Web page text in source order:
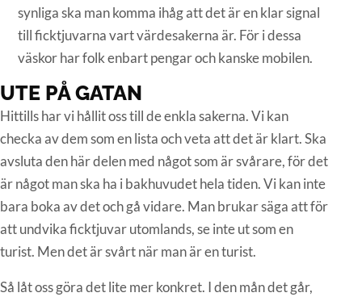
synliga ska man komma ihåg att det är en klar signal
till ficktjuvarna vart värdesakerna är. För i dessa
väskor har folk enbart pengar och kanske mobilen.
UTE PÅ GATAN
Hittills har vi hållit oss till de enkla sakerna. Vi kan
checka av dem som en lista och veta att det är klart. Ska
avsluta den här delen med något som är svårare, för det
är något man ska ha i bakhuvudet hela tiden. Vi kan inte
bara boka av det och gå vidare. Man brukar säga att för
att undvika ficktjuvar utomlands, se inte ut som en
turist. Men det är svårt när man är en turist.
Så låt oss göra det lite mer konkret. I den mån det går,